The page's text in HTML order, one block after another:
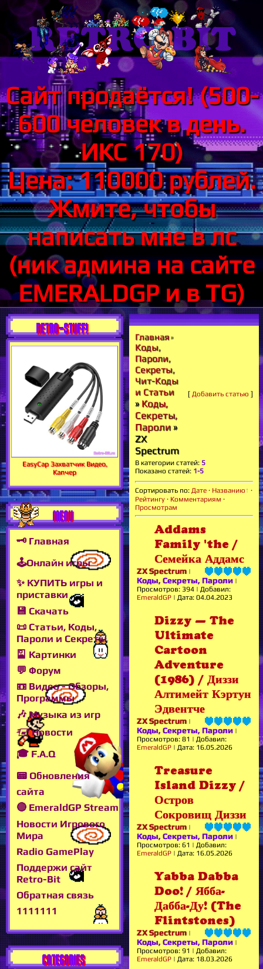
Сайт продаётся! (500-
600 человек в день.
ИКС 170)
Цена: 110000 рублей.
Жмите, чтобы
написать мне в лс
(ник админа на сайте
EMERALDGP и в TG)
RETRO-STUFF!
EasyCap Захватчик Видео,
Капчер
MENU
🗝 Главная
🕹Онлайн игры
✨ КУПИТЬ игры и
приставки
💾 Скачать
📜 Статьи, Коды,
Пароли и Секреты
🎴 Картинки
💬 Форум
📼 Видео - Обзоры,
Программы
🎶 Музыка из игр
🖅 Новости
🎓 F.A.Q
📟 Обновления
сайта
🔴 EmeraldGP Stream
Новости Игрового
Мира
Radio GamePlay
Поддержи сайт
Retro-Bit
Обратная связь
1111111
CATEGORIES
Главная»
Коды,
Пароли,
Секреты,
Чит-Коды
и Статьи
» Коды,
Секреты,
Пароли »
ZX
Spectrum
[ Добавить статью ]
В категории статей: 5
Показано статей: 1-5
Сортировать по: Дате · Названию
·
Рейтингу · Комментариям ·
Просмотрам
Addams
Family 'the /
Семейка Аддамс
ZX Spectrum |
Коды, Секреты, Пароли |
Просмотров: 394 | Добавил:
EmeraldGP | Дата: 04.04.2023
Dizzy — The
Ultimate
Cartoon
Adventure
(1986) / Диззи
Алтимейт Кэртун
Эдвентче
ZX Spectrum |
Коды, Секреты, Пароли |
Просмотров: 81 | Добавил:
EmeraldGP | Дата: 16.05.2026
Treasure
Island Dizzy /
Остров
Сокровищ Диззи
ZX Spectrum |
Коды, Секреты, Пароли |
Просмотров: 61 | Добавил:
EmeraldGP | Дата: 16.05.2026
Yabba Dabba
Doo! / Ябба-
Дабба-Ду! (The
Flintstones)
ZX Spectrum |
Коды, Секреты, Пароли |
Просмотров: 91 | Добавил:
EmeraldGP | Дата: 18.03.2026